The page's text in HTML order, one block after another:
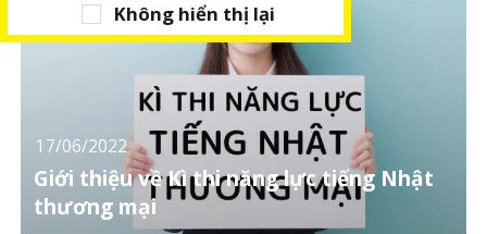
17/06/2022
Giới thiệu về Kì thi năng lực tiếng Nhật
thương mại
Không hiển thị lại